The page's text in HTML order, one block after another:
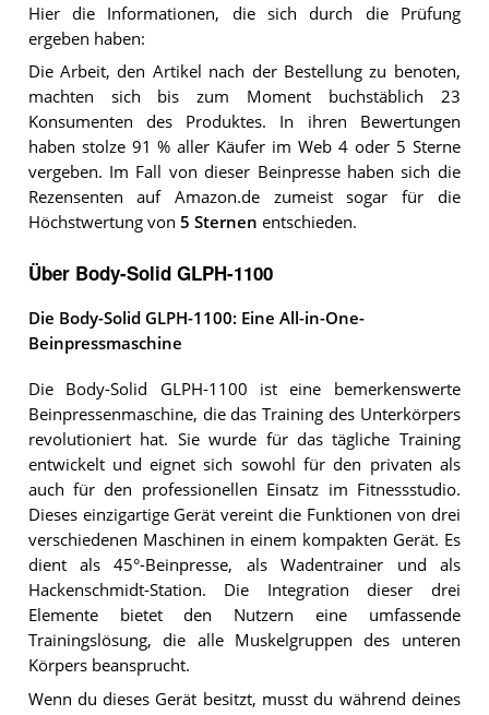
Hier die Informationen, die sich durch die Prüfung
ergeben haben:
Die Arbeit, den Artikel nach der Bestellung zu benoten,
machten sich bis zum Moment buchstäblich 23
Konsumenten des Produktes. In ihren Bewertungen
haben stolze 91 % aller Käufer im Web 4 oder 5 Sterne
vergeben. Im Fall von dieser Beinpresse haben sich die
Rezensenten auf Amazon.de zumeist sogar für die
Höchstwertung von 5 Sternen entschieden.
Über Body-Solid GLPH-1100
Die Body-Solid GLPH-1100: Eine All-in-One-
Beinpressmaschine
Die Body-Solid GLPH-1100 ist eine bemerkenswerte
Beinpressenmaschine, die das Training des Unterkörpers
revolutioniert hat. Sie wurde für das tägliche Training
entwickelt und eignet sich sowohl für den privaten als
auch für den professionellen Einsatz im Fitnessstudio.
Dieses einzigartige Gerät vereint die Funktionen von drei
verschiedenen Maschinen in einem kompakten Gerät. Es
dient als 45°-Beinpresse, als Wadentrainer und als
Hackenschmidt-Station. Die Integration dieser drei
Elemente bietet den Nutzern eine umfassende
Trainingslösung, die alle Muskelgruppen des unteren
Körpers beansprucht.
Wenn du dieses Gerät besitzt, musst du während deines